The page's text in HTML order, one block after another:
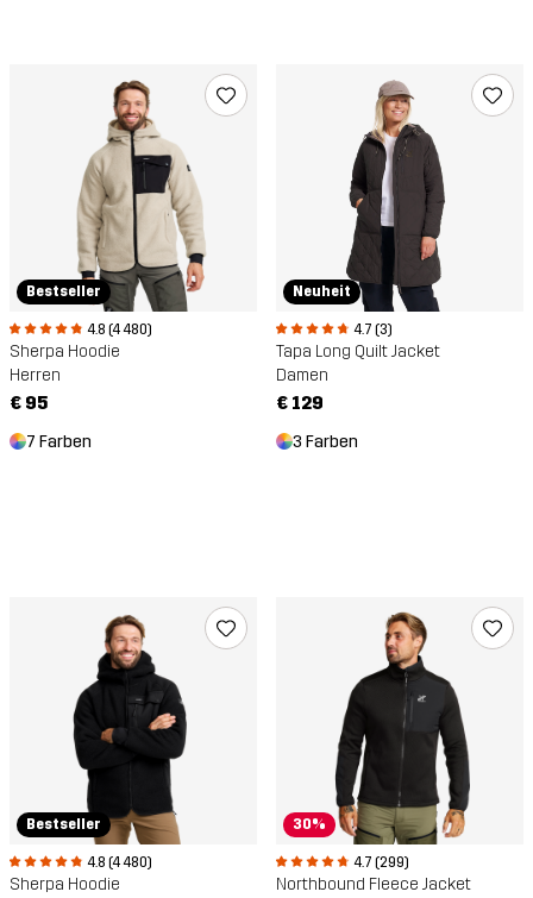
Bestseller
4.8 (4 480)
Sherpa Hoodie
Herren
€ 95
7 Farben
Neuheit
4.7 (3)
Tapa Long Quilt Jacket
Damen
€ 129
3 Farben
Bestseller
4.8 (4 480)
Sherpa Hoodie
30%
4.7 (299)
Northbound Fleece Jacket